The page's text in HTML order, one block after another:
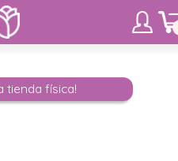
tienda física!